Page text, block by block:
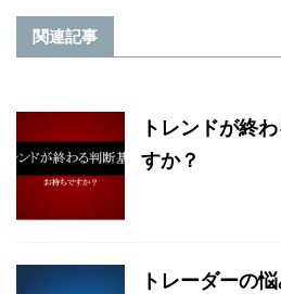
関連記事
トレンドが終
すか？
トレーダーの